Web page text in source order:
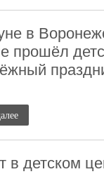
в
прошёл
в детском